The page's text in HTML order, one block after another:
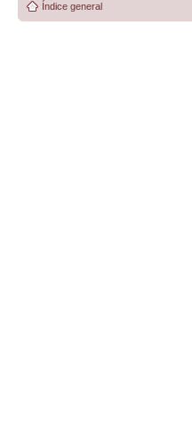
Índice general